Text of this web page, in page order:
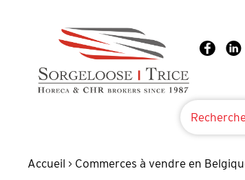
Accueil > Commerces à vendre en